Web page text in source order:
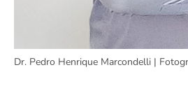
Dr. Pedro Henrique Marcondelli |